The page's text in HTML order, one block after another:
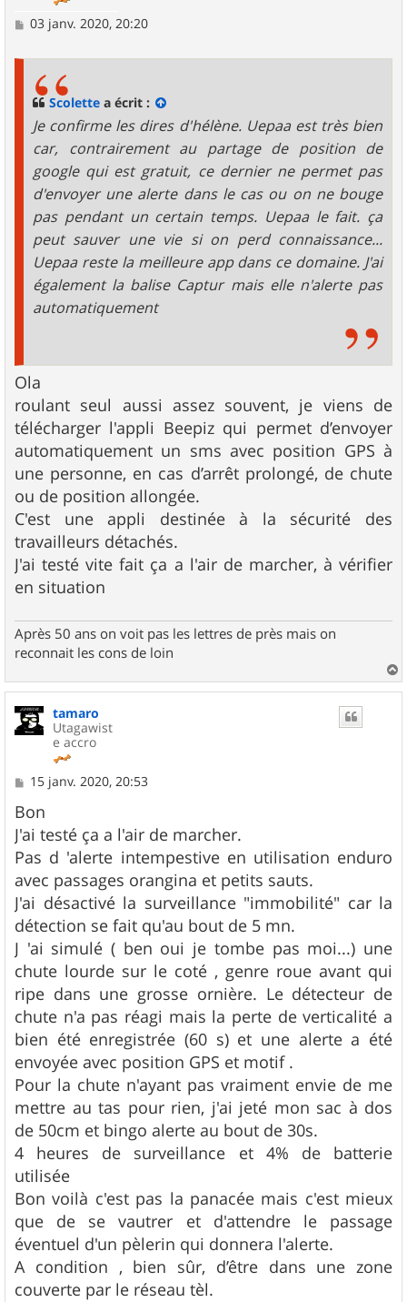
M
03 janv. 2020, 20:20
Scolette a écrit :
Je confirme les dires d'hélène. Uepaa est très bien
car, contrairement au partage de position de
google qui est gratuit, ce dernier ne permet pas
d'envoyer une alerte dans le cas ou on ne bouge
pas pendant un certain temps. Uepaa le fait. ça
peut sauver une vie si on perd connaissance...
Uepaa reste la meilleure app dans ce domaine. J'ai
également la balise Captur mais elle n'alerte pas
automatiquement
Ola
roulant seul aussi assez souvent, je viens de
télécharger l'appli Beepiz qui permet d’envoyer
automatiquement un sms avec position GPS à
une personne, en cas d’arrêt prolongé, de chute
ou de position allongée.
C'est une appli destinée à la sécurité des
travailleurs détachés.
J'ai testé vite fait ça a l'air de marcher, à vérifier
en situation
Après 50 ans on voit pas les lettres de près mais on
reconnait les cons de loin
a
tamaro
Utagawist
e accro
M
s
s
a
g
e
15 janv. 2020, 20:53
Bon
J'ai testé ça a l'air de marcher.
Pas d 'alerte intempestive en utilisation enduro
avec passages orangina et petits sauts.
J'ai désactivé la surveillance "immobilité" car la
détection se fait qu'au bout de 5 mn.
J 'ai simulé ( ben oui je tombe pas moi...) une
chute lourde sur le coté , genre roue avant qui
ripe dans une grosse ornière. Le détecteur de
chute n'a pas réagi mais la perte de verticalité a
bien été enregistrée (60 s) et une alerte a été
envoyée avec position GPS et motif .
Pour la chute n'ayant pas vraiment envie de me
mettre au tas pour rien, j'ai jeté mon sac à dos
de 50cm et bingo alerte au bout de 30s.
4 heures de surveillance et 4% de batterie
utilisée
Bon voilà c'est pas la panacée mais c'est mieux
que de se vautrer et d'attendre le passage
éventuel d'un pèlerin qui donnera l'alerte.
A condition , bien sûr, d’être dans une zone
couverte par le réseau tèl.